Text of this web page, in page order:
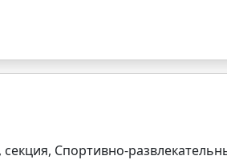
Спортивно-